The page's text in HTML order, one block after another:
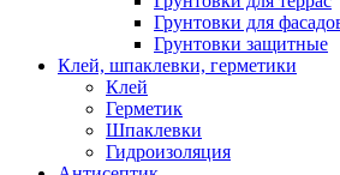
Грунтовки для
Грунтовки защитные
Клей, шпаклевки, герметики
Клей
Герметик
Шпаклевки
Гидроизоляция